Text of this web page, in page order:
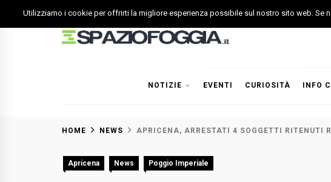
to
NOTIZIE EVENTI CURIOSITÀ INFO
HOME NEWS APRICENA, ARRESTATI 4 SOGGETTI RITENUTI
Apricena News Poggio Imperiale
Utilizziamo i cookie per offrirti la migliore esperienza possibile sul nostro sito web.